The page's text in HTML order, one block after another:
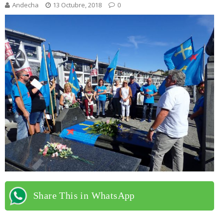
Andecha 13 Octubre, 2018 0
Share This in WhatsApp